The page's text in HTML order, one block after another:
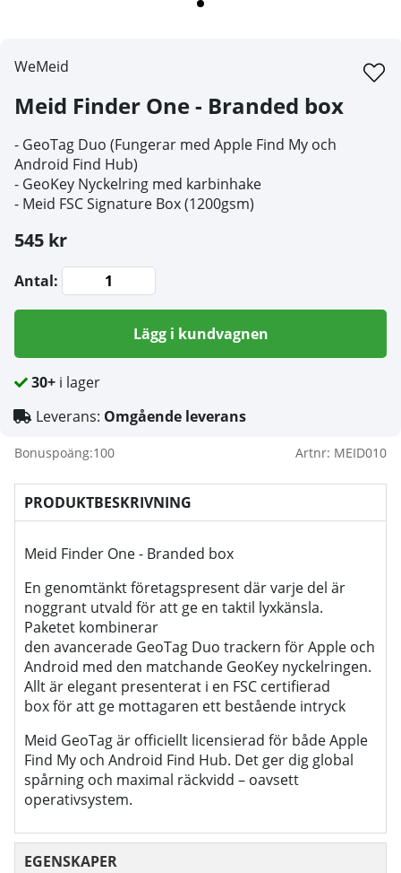
WeMeid
Meid Finder One - Branded box
- GeoTag Duo (Fungerar med Apple Find My och
Android Find Hub)
- GeoKey Nyckelring med karbinhake
- Meid FSC Signature Box (1200gsm)
545 kr
Antal:
Lägg i kundvagnen
30+ i lager
Leverans: Omgående leverans
Bonuspoäng:100 Artnr: MEID010
PRODUKTBESKRIVNING
Meid Finder One - Branded box
En genomtänkt företagspresent där varje del är
noggrant utvald för att ge en taktil lyxkänsla.
Paketet kombinerar
den avancerade GeoTag Duo trackern för Apple och
Android med den matchande GeoKey nyckelringen.
Allt är elegant presenterat i en FSC certifierad
boxför att ge mottagaren ett bestående intryck
Meid GeoTag är officiellt licensierad för både Apple
Find My och Android Find Hub. Det ger dig global
spårning och maximal räckvidd – oavsett
operativsystem.
EGENSKAPER